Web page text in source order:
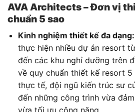
AVA Architects – Đơn vị
chuẩn 5 sao
Kinh nghiệm thiết kế đa dạng:
thực hiện nhiều dự án resort
đến các khu nghỉ dưỡng trên
về quy chuẩn thiết kế resort 5
thực tế, đội ngũ kiến trúc sư
đến những công trình vừa